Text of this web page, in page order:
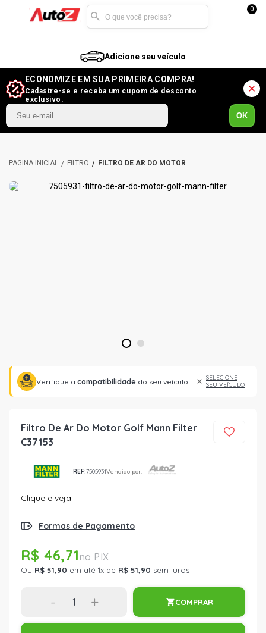
0
Adicione seu veículo
ECONOMIZE EM SUA PRIMEIRA COMPRA!
Cadastre-se e receba um cupom de desconto
exclusivo.
OK
FILTRO FILTRO DE AR DO MOTOR
1 2
Verifique a compatibilidade do seu veículo
SELECIONE
SEU VEÍCULO
Filtro De Ar Do Motor Golf Mann Filter
C37153
REF:7505931Vendido por:
Clique e veja!
Formas de Pagamento
R$ 46,71
Ou R$ 51,90 em até 1x de R$ 51,90 sem juros
- + COMPRAR